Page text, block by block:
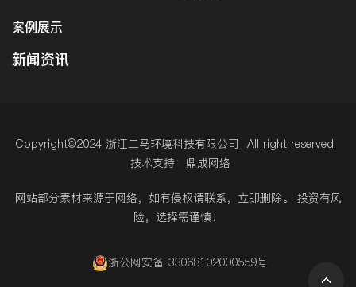
案例展示
新闻资讯
Copyright©2024 浙江二马环境科技有限公司 All right reserved
技术支持：鼎成网络
网站部分素材来源于网络，如有侵权请联系，立即删除。 投资有风
险，选择需谨慎；
浙公网安备 33068102000559号